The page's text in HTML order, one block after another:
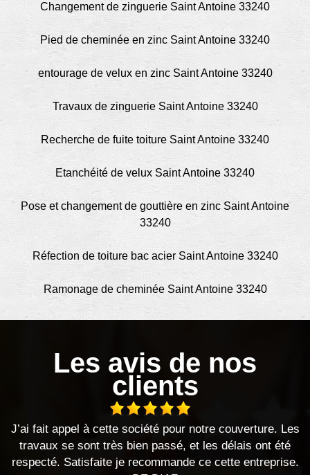
Changement de zinguerie Saint Antoine 33240
Pied de cheminée en zinc Saint Antoine 33240
entourage de velux en zinc Saint Antoine 33240
Travaux de zinguerie Saint Antoine 33240
Recherche de fuite toiture Saint Antoine 33240
Etanchéité de velux Saint Antoine 33240
Pose et changement de gouttière en zinc Saint Antoine
33240
Réfection de toiture bac acier Saint Antoine 33240
Ramonage de cheminée Saint Antoine 33240
Les avis de nos
clients
J’ai fait appel à cette société pour notre couverture. Les
travaux se sont très bien passé, et les délais ont été
respecté. Satisfaite je recommande ce cette entreprise.